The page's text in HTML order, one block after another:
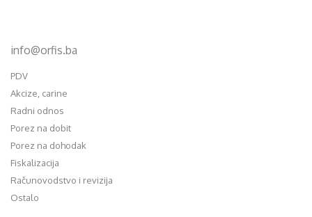
info@orfis.ba
PDV
Akcize, carine
Radni odnos
Porez na dobit
Porez na dohodak
Fiskalizacija
Računovodstvo i revizija
Ostalo